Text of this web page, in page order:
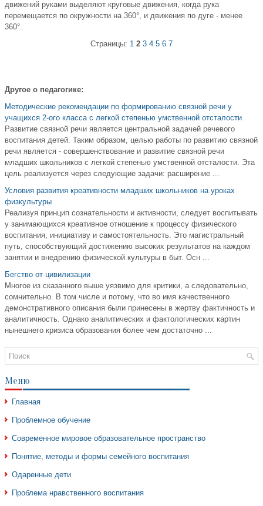
движений руками выделяют круговые движения, когда рука
перемещается по окружности на 360°, и движения по дуге - менее
360°.
Страницы: 1 2 3 4 5 6 7
Другое о педагогике:
Методические рекомендации по формированию связной речи у
учащихся 2-ого класса с легкой степенью умственной отсталости
Развитие связной речи является центральной задачей речевого
воспитания детей. Таким образом, целью работы по развитию связной
речи является - совершенствование и развитие связной речи
младших школьников с легкой степенью умственной отсталости. Эта
цель реализуется через следующие задачи: расширение ...
Условия развития креативности младших школьников на уроках
физкультуры
Реализуя принцип сознательности и активности, следует воспитывать
у занимающихся креативное отношение к процессу физического
воспитания, инициативу и самостоятельность. Это магистральный
путь, способствующий достижению высоких результатов на каждом
занятии и внедрению физической культуры в быт. Осн ...
Бегство от цивилизации
Многое из сказанного выше уязвимо для критики, а следовательно,
сомнительно. В том числе и потому, что во имя качественного
демонстративного описания были принесены в жертву фактичность и
аналитичность. Однако аналитических и фактологических картин
нынешнего кризиса образования более чем достаточно ...
Меню
Главная
Проблемное обучение
Современное мировое образовательное пространство
Понятие, методы и формы семейного воспитания
Одаренные дети
Проблема нравственного воспитания